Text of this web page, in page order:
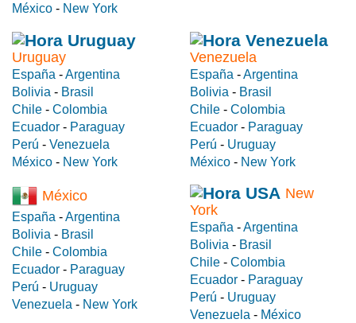
México - New York
Uruguay
España -Argentina
Bolivia - Brasil
Chile - Colombia
Ecuador - Paraguay
Perú - Venezuela
México - New York
Venezuela
España -Argentina
Bolivia - Brasil
Chile - Colombia
Ecuador - Paraguay
Perú - Uruguay
México - New York
México
España -Argentina
Bolivia - Brasil
Chile - Colombia
Ecuador - Paraguay
Perú - Uruguay
Venezuela - New York
New
York
España -Argentina
Bolivia - Brasil
Chile - Colombia
Ecuador - Paraguay
Perú - Uruguay
Venezuela - México